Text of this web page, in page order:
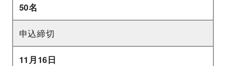
50名
申込締切
11月16日